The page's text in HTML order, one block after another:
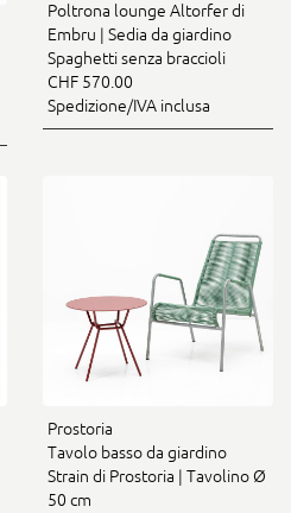
Poltrona lounge Altorfer di
Embru | Sedia da giardino
Spaghetti senza braccioli
CHF 570.00
Spedizione/IVA inclusa
Prostoria
Tavolo basso da giardino
Strain di Prostoria | Tavolino Ø
50 cm